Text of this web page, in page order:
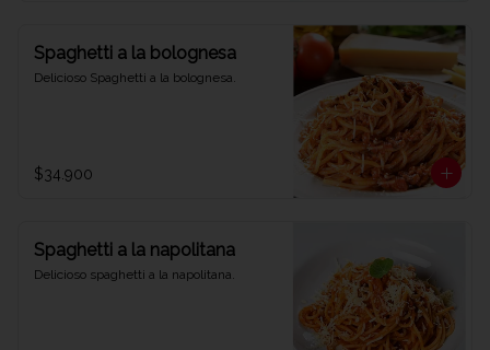
Spaghetti a la bolognesa
Delicioso Spaghetti a la bolognesa.
$34.900
Spaghetti a la napolitana
Delicioso spaghetti a la napolitana.